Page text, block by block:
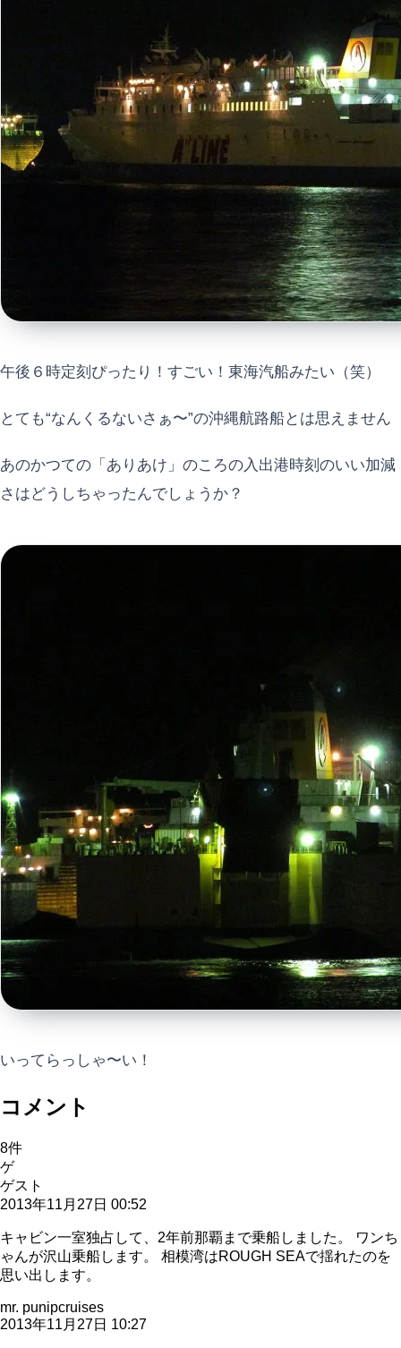
午後６時定刻ぴったり！すごい！東海汽船みたい（笑）
とても“なんくるないさぁ〜”の沖縄航路船とは思えません
あのかつての「ありあけ」のころの入出港時刻のいい加減
さはどうしちゃったんでしょうか？
いってらっしゃ〜い！
コメント
8件
ゲ
ゲスト
2013年11月27日 00:52
キャビン一室独占して、2年前那覇まで乗船しました。 ワンち
ゃんが沢山乗船します。 相模湾はROUGH SEAで揺れたのを
思い出します。
mr. punipcruises
2013年11月27日 10:27